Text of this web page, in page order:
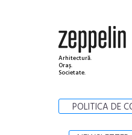
Arhitectură.
Oraș.
Societate.
POLITICA DE